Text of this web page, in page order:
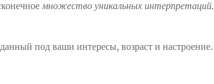
множество уникальных интерпретаций.
под ваши интересы, возраст и настроение.